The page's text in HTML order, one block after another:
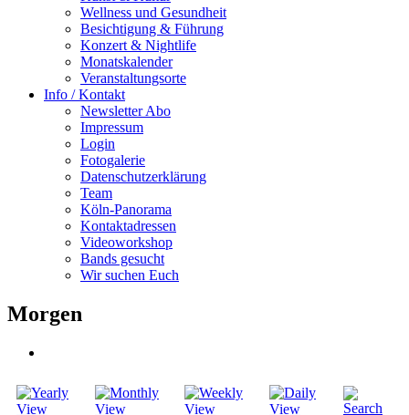
Wellness und Gesundheit
Besichtigung & Führung
Konzert & Nightlife
Monatskalender
Veranstaltungsorte
Info / Kontakt
Newsletter Abo
Impressum
Login
Fotogalerie
Datenschutzerklärung
Team
Köln-Panorama
Kontaktadressen
Videoworkshop
Bands gesucht
Wir suchen Euch
Morgen